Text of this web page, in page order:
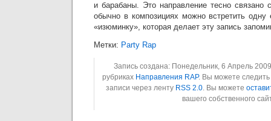
и барабаны. Это направление тесно
обычно в композициях можно встретить одну
«изюминку», которая делает эту запись
Метки: Party Rap
Запись создана: Понедельник, 6 Апрель
рубриках Направления RAP. Вы можете следить
записи через ленту RSS 2.0. Вы можете
вашего собственного